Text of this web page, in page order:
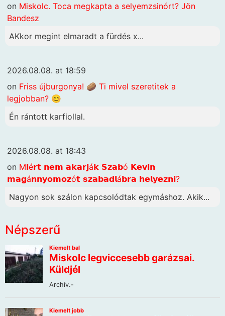
on Miskolc. Toca megkapta a selyemzsinórt? Jön
Bandesz
AKkor megint elmaradt a fürdés x...
2026.08.08. at 18:59
on Friss újburgonya! 🥔 Ti mivel szeretitek a
legjobban? 😊
Én rántott karfiollal.
2026.08.08. at 18:43
on M𝗶é𝗿𝘁 𝗻𝗲𝗺 𝗮𝗸𝗮𝗿𝗷á𝗸 𝗦𝘇𝗮𝗯ó 𝗞𝗲𝘃𝗶𝗻
𝗺𝗮𝗴á𝗻𝗻𝘆𝗼𝗺𝗼𝘇ó𝘁 𝘀𝘇𝗮𝗯𝗮𝗱𝗹á𝗯𝗿𝗮 𝗵𝗲𝗹𝘆𝗲𝘇𝗻𝗶?
Nagyon sok szálon kapcsolódtak egymáshoz. Akik...
Népszerű